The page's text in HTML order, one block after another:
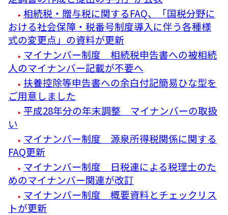
相続税・贈与税に関するFAQ、「国税分野に
おける社会保障・税番号制度導入に伴う各種様
式の変更点」の資料が更新
マイナンバー制度 相続税申告書への被相続
人のマイナンバー記載が不要へ
扶養控除等申告書への余白付記簡易ひな型を
ご用意しました
平成28年分の年末調整 マイナンバーの取扱
い
マイナンバー制度 源泉所得税関係に関する
FAQ更新
マイナンバー制度 日税連による税理士のた
めのマイナンバー関連が改訂
マイナンバー制度 概要資料とチェックリス
トが更新